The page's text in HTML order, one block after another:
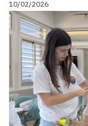
i
turisme
Cultura
Esports
Mai
tant!
TV
i
mitjans
10/02/2026